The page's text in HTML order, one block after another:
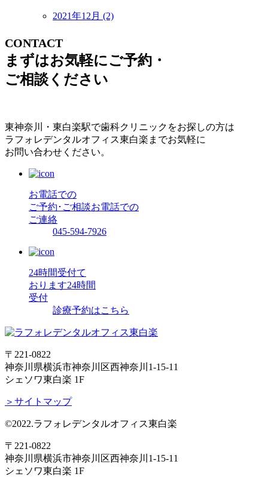
2021年12月 (2)
CONTACT
まずはお気軽にご予約・
ご相談ください
東神奈川・東白楽駅で歯科クリニックをお探しの方は
ラフォレデンタルオフィス東白楽までお気軽に
お問い合わせください。
お電話での
ご予約･ご相談お電話での
ご連絡
045-594-7926
24時間受付て
おります24時間
受付
診療予約はこちら
〒221-0822
神奈川県横浜市神奈川区西神奈川1-15-11
シェソワ東白楽 1F
＞サイトマップ
©2022.ラフォレデンタルオフィス東白楽
〒221-0822
神奈川県横浜市神奈川区西神奈川1-15-11
シェソワ東白楽 1F